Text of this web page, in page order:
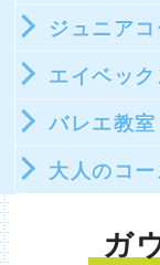
ジュニア
エイベッ
バレエ教室
大人のコー
ガ